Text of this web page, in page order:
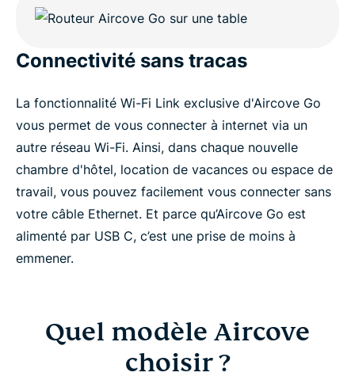
Connectivité sans tracas
La fonctionnalité Wi-Fi Link exclusive d'Aircove Go
vous permet de vous connecter à internet via un
autre réseau Wi-Fi. Ainsi, dans chaque nouvelle
chambre d'hôtel, location de vacances ou espace de
travail, vous pouvez facilement vous connecter sans
votre câble Ethernet. Et parce qu’Aircove Go est
alimenté par USB C, c’est une prise de moins à
emmener.
Quel modèle Aircove
choisir ?